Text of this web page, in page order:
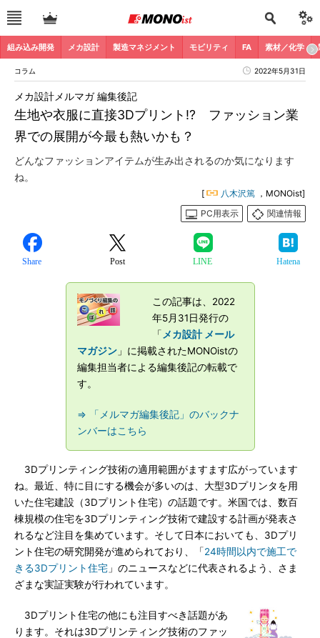
組み込み開発 メカ設計 製造マネジメント モビリティ FA 素材／化学
コラム 2022年5月31日
生地や衣服に直接3Dプリント!? ファッション業
界での展開が今最も熱いかも？
メカ設計メルマガ 編集後記
どんなファッションアイテムが生み出されるのか気になります
ね。
[ 八木沢篤 ，MONOist]
PC用表示
関連情報
Share Post LINE Hatena
この記事は、2022
年5月31日発行の
「 メカ設計 メール
マガジン」に掲載されたMONOistの
編集担当者による編集後記の転載で
す。
⇒ 「メルマガ編集後記」のバックナ
ンバーはこちら
3Dプリンティング技術の適用範囲がますます広がっています
ね。最近、特に目にする機会が多いのは、大型3Dプリンタを用
いた住宅建設（3Dプリント住宅）の話題です。米国では、数百
棟規模の住宅を3Dプリンティング技術で建設する計画が発表さ
れるなど注目を集めています。そして日本においても、3Dプリ
ント住宅の研究開発が進められており、「24時間以内で施工で
きる3Dプリント住宅 」のニュースなどに代表されるよう、さま
ざまな実証実験が行われています。
3Dプリント住宅の他にも注目すべき話題があ
ります。それは3Dプリンティング技術のファッ